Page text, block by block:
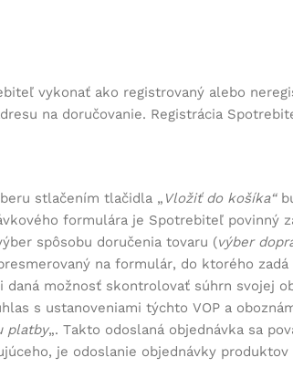
vykonať ako registrovaný alebo
na doručovanie. Registrácia
stlačením tlačidla „ Vložiť do košíka“
formulára je Spotrebiteľ
spôsobu doručenia tovaru (výber
na formulár, do ktorého
možnosť skontrolovať súhrn svojej
s ustanoveniami týchto VOP a
platby„. Takto odoslaná objednávka sa
je odoslanie objednávky